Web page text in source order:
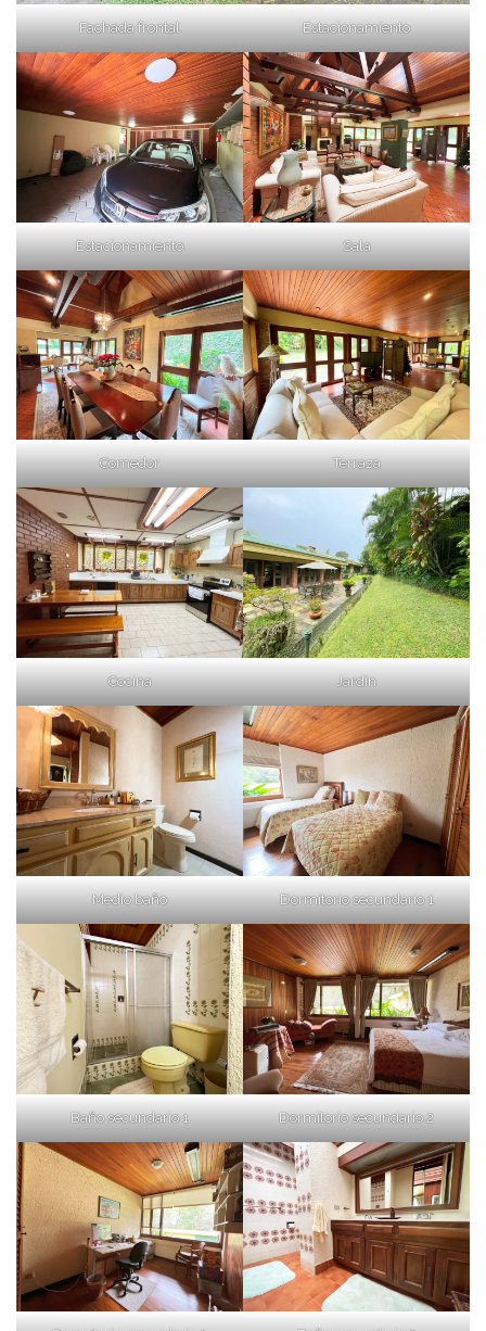
Fachada frontal Estacionamiento
Estacionamiento Sala
Comedor Terraza
Cocina Jardín
Medio baño Dormitorio secundario 1
Baño secundario 1 Dormitorio secundario 2